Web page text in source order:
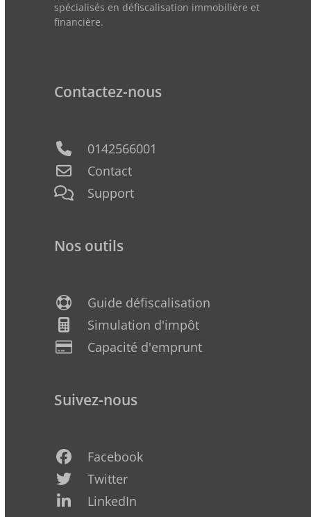
spécialisés en défiscalisation immobilière et
financière.
Contactez-nous
0142566001
Contact
Support
Nos outils
Guide défiscalisation
Simulation d'impôt
Capacité d'emprunt
Suivez-nous
Facebook
Twitter
LinkedIn